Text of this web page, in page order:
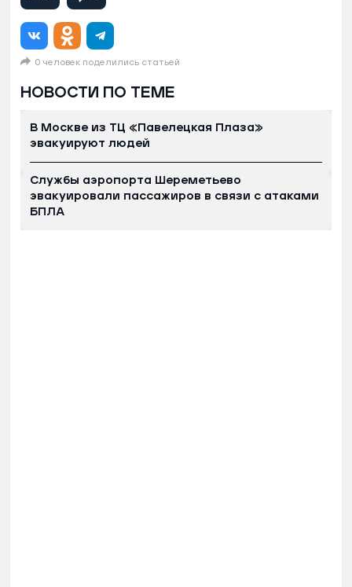
0 человек поделились статьей
НОВОСТИ ПО ТЕМЕ
В Москве из ТЦ «Павелецкая Плаза»
эвакуируют людей
Службы аэропорта Шереметьево
эвакуировали пассажиров в связи с атаками
БПЛА